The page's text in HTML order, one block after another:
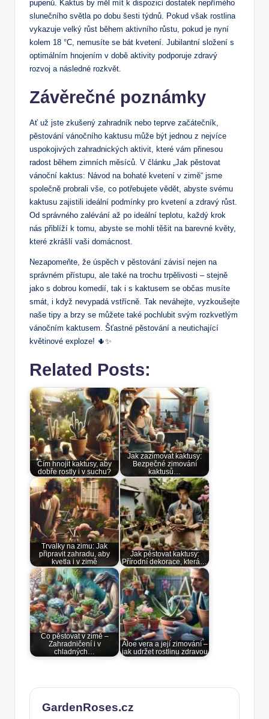
pupenů. Kaktus by měl mít‌ k dispozici ‍dostatek nepřímého
slunečního světla po dobu šesti​ týdnů. ⁣Pokud však rostlina
vykazuje velký růst během aktivního růstu, pokud je⁤ nyní
⁤kolem 18 °C,⁤ nemusíte se bát kvetení. Jubilantní složení⁣ s
optimálním​ hnojením v době aktivity ⁣podporuje zdravý
rozvoj a následné⁢ rozkvět.
Závěrečné poznámky
Ať už⁢ jste⁤ zkušený⁣ zahradník nebo teprve začátečník,
pěstování vánočního kaktusu může být jednou z nejvíce
uspokojivých zahradnických aktivit, které vám⁤ přinesou
radost​ během zimních měsíců. V článku „Jak pěstovat
vánoční kaktus: Návod na ⁢bohaté kvetení v zimě“ jsme
společně probrali vše, co potřebujete vědět, abyste⁣ svému
kaktusu zajistili ​ideální podmínky pro kvetení a zdravý růst.
Od správného zalévání až po ‍ideální teplotu, každý krok
nás přiblíží k tomu, abyste se mohli těšit na barevné‍ květy,
které zkrášlí vaši domácnost.
Nezapomeňte, že úspěch‍ v ⁤pěstování závisí nejen⁣ na‌
správném⁣ přístupu, ale také na trochu ⁢trpělivosti ⁤–​ stejně
⁢jako s dobrou komedií, tak i ⁣s‍ kaktusem se občas musíte
smát, i ‌když nevypadá ​vstřícně.⁤ Tak neváhejte, vyzkoušejte
naše⁣ tipy a brzy se můžete také pochlubit svým rozkvetlým
vánočním kaktusem. Šťastné​ pěstování‍ a neutichající
květinové exploze! 🌵✨
Related Posts:
Čím hnojit kaktusy, aby
dobře rostly i v suchu?
Jak zazimovat kaktusy:
Bezpečné zimování
kaktusů…
Trvalky na zimu: Jak
připravit zahradu, aby
kvetla i v zimě
Jak pěstovat kaktusy:
Přírodní dekorace, která…
Co pěstovat v zimě –
Zahradničení i v
chladných…
Aloe vera a její zimování –
jak udržet rostlinu zdravou
GardenRoses.cz